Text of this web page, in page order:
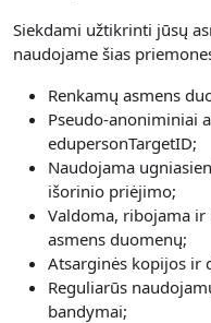
Siekdami užtikrinti jūsų
naudojame šias
Renkamų asmens
Pseudo-anoniminiai
edupersonTargetID;
Naudojama
išorinio priėjimo;
Valdoma, ribojama
asmens duomenų;
Atsarginės kopijos ir
Reguliarūs
bandymai;